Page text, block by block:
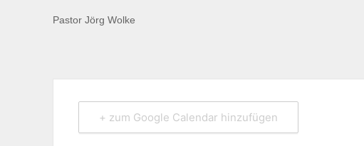
Pastor Jörg Wolke
+ zum Google Calendar hinzufügen